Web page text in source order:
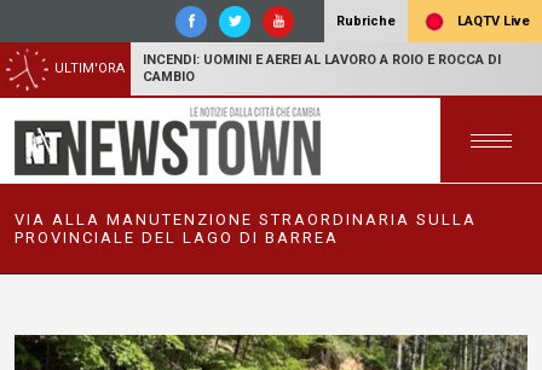
Rubriche LAQTV Live
ULTIM'ORA
INCENDI: UOMINI E AEREI AL LAVORO A ROIO E ROCCA DI
CAMBIO
VIA ALLA MANUTENZIONE STRAORDINARIA SULLA
PROVINCIALE DEL LAGO DI BARREA